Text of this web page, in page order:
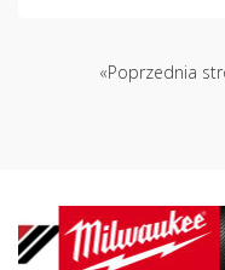
«Poprzednia